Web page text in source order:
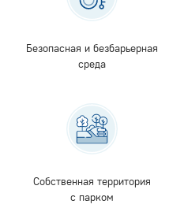
Безопасная и безбарьерная
среда
Собственная территория
с парком